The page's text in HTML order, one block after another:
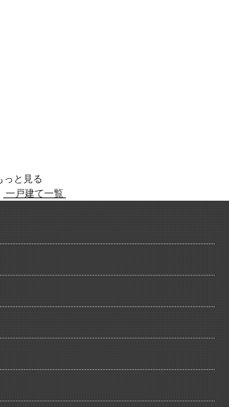
っと見る
一戸建て一覧